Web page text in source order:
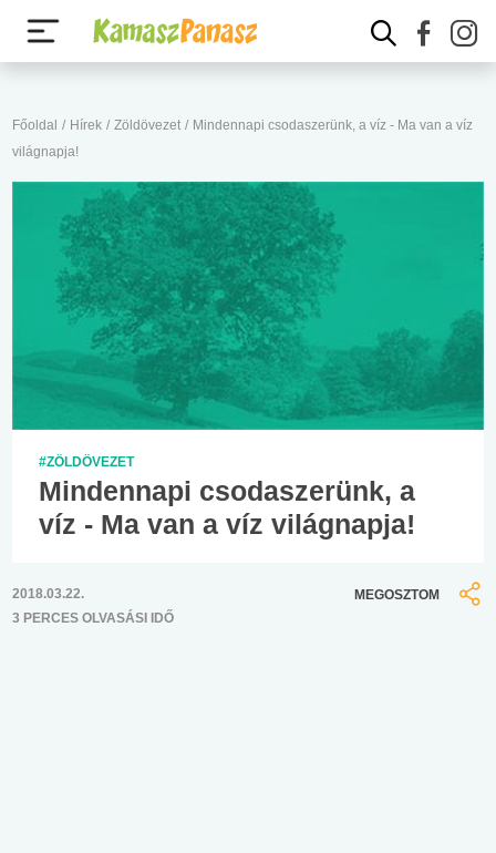
Főoldal / Hírek / Zöldövezet / Mindennapi csodaszerünk, a víz - Ma van a víz
világnapja!
#ZÖLDÖVEZET
Mindennapi csodaszerünk, a
víz - Ma van a víz világnapja!
2018.03.22.
3 PERCES OLVASÁSI IDŐ
MEGOSZTOM